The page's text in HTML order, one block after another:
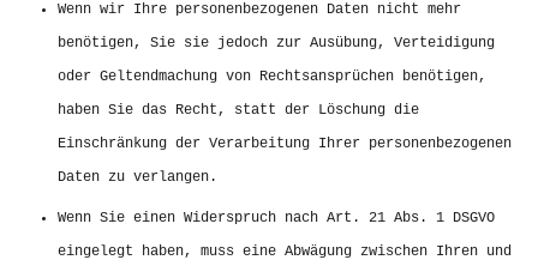
Wenn wir Ihre personenbezogenen Daten nicht mehr
benötigen, Sie sie jedoch zur Ausübung, Verteidigung
oder Geltendmachung von Rechtsansprüchen benötigen,
haben Sie das Recht, statt der Löschung die
Einschränkung der Verarbeitung Ihrer personenbezogenen
Daten zu verlangen.
Wenn Sie einen Widerspruch nach Art. 21 Abs. 1 DSGVO
eingelegt haben, muss eine Abwägung zwischen Ihren und